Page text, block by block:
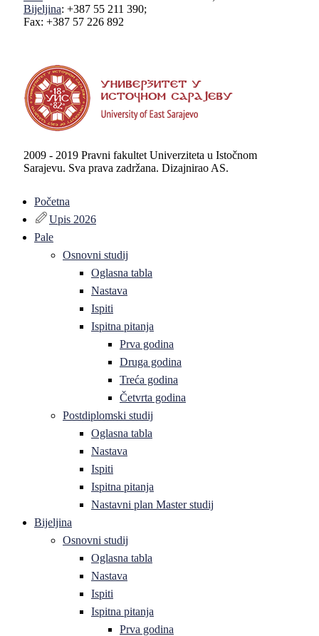
Bijeljina: +387 55 211 390;
Fax: +387 57 226 892
2009 - 2019 Pravni fakultet Univerziteta u Istočnom
Sarajevu. Sva prava zadržana. Dizajnirao AS.
Početna
Upis 2026
Pale
Osnovni studij
Oglasna tabla
Nastava
Ispiti
Ispitna pitanja
Prva godina
Druga godina
Treća godina
Četvrta godina
Postdiplomski studij
Oglasna tabla
Nastava
Ispiti
Ispitna pitanja
Nastavni plan Master studij
Bijeljina
Osnovni studij
Oglasna tabla
Nastava
Ispiti
Ispitna pitanja
Prva godina